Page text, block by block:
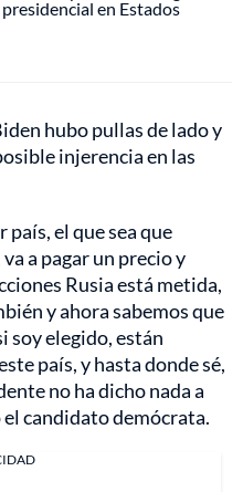
en Estados
hubo pullas de lado y
injerencia en las
país, el que sea que
a pagar un precio y
Rusia está metida,
y ahora sabemos que
soy elegido, están
país, y hasta donde sé,
no ha dicho nada a
candidato demócrata.